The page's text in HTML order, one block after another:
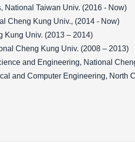
National Taiwan Univ. (2016 - Now)
Cheng Kung Univ., (2014 - Now)
Kung Univ. (2013 – 2014)
Cheng Kung Univ. (2008 – 2013)
and Engineering, National
and Computer Engineering, North